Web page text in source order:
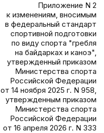
Приложение N 2
к изменениям, вносимым
в федеральный стандарт
спортивной подготовки
по виду спорта "гребля
на байдарках и каноэ",
утвержденный приказом
Министерства спорта
Российской Федерации
от 14 ноября 2025 г. N 958,
утвержденным приказом
Министерства спорта
Российской Федерации
от 16 апреля 2026 г. N 333